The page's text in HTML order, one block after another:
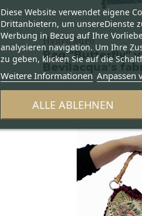
Hydro Mirò
Bag "Butterfly"
Diese Website verwendet eigene
Drittanbietern, um unsereDienste
Werbung in Bezug auf Ihre
analysieren navigation. Um Ihre
zu geben, klicken Sie auf die
Weitere Informationen Anpassen
ALLE ABLEHNEN